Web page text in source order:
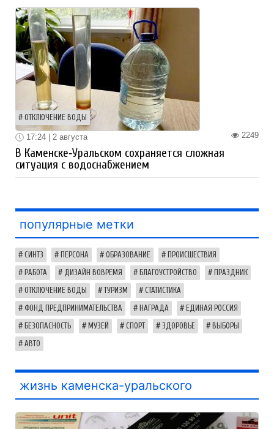
ОТКЛЮЧЕНИЕ ВОДЫ
2249
17:24 | 2 августа
В Каменске‑Уральском сохраняется сложная
ситуация с водоснабжением
популярные метки
СИНТЗ ПЕРСОНА ОБРАЗОВАНИЕ ПРОИСШЕСТВИЯ
РАБОТА ДИЗАЙН ВОВРЕМЯ БЛАГОУСТРОЙСТВО ПРАЗДНИК
ОТКЛЮЧЕНИЕ ВОДЫ ТУРИЗМ СТАТИСТИКА
ФОНД ПРЕДПРИНИМАТЕЛЬСТВА НАГРАДА ЕДИНАЯ РОССИЯ
БЕЗОПАСНОСТЬ МУЗЕЙ СПОРТ ЗДОРОВЬЕ ВЫБОРЫ
АВТО
жизнь каменска-уральского